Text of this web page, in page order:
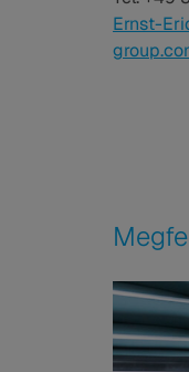
Ernst-